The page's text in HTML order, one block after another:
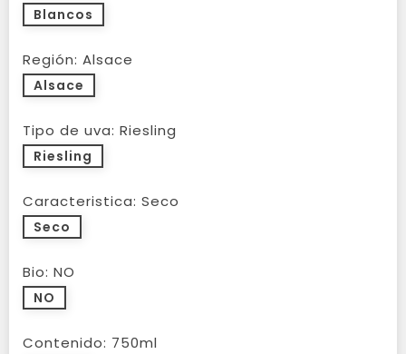
Blancos
Región: Alsace
Alsace
Tipo de uva: Riesling
Riesling
Caracteristica: Seco
Seco
Bio: NO
NO
Contenido: 750ml